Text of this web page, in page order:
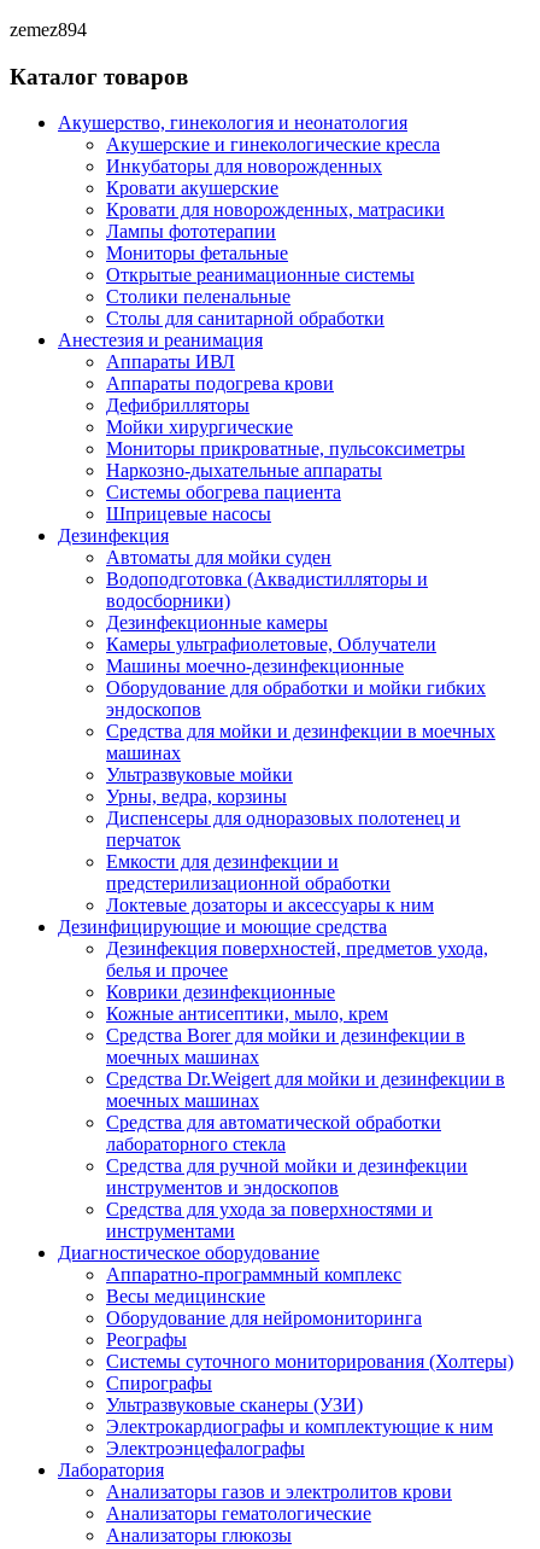
zemez894
Каталог товаров
Акушерство, гинекология и неонатология
Акушерские и гинекологические креслa
Инкубаторы для новорожденных
Кровати акушерские
Кровати для новорожденных, матрасики
Лампы фототерапии
Мониторы фетальные
Открытые реанимационные системы
Столики пеленальные
Столы для санитарной обработки
Анестезия и реанимация
Аппараты ИВЛ
Аппараты подогрева крови
Дефибрилляторы
Мойки хирургические
Мониторы прикроватные, пульсоксиметры
Наркозно-дыхательные аппараты
Системы обогрева пациента
Шприцевые насосы
Дезинфекция
Автоматы для мойки суден
Водоподготовка (Аквадистилляторы и
водосборники)
Дезинфекционные камеры
Камеры ультрафиолетовые, Облучатели
Машины моечно-дезинфекционные
Оборудование для обработки и мойки гибких
эндоскопов
Средства для мойки и дезинфекции в моечных
машинах
Ультразвуковые мойки
Урны, ведра, корзины
Диспенсеры для одноразовых полотенец и
перчаток
Емкости для дезинфекции и
предстерилизационной обработки
Локтевые дозаторы и аксессуары к ним
Дезинфицирующие и моющие средства
Дезинфекция поверхностей, предметов ухода,
белья и прочее
Коврики дезинфекционные
Кожные антисептики, мыло, крем
Средства Borer для мойки и дезинфекции в
моечных машинах
Средства Dr.Weigert для мойки и дезинфекции в
моечных машинах
Средства для автоматической обработки
лабораторного стекла
Средства для ручной мойки и дезинфекции
инструментов и эндоскопов
Средства для ухода за поверхностями и
инструментами
Диагностическое оборудование
Аппаратно-программный комплекс
Весы медицинские
Оборудование для нейромониторинга
Реографы
Системы суточного мониторирования (Холтеры)
Спирографы
Ультразвуковые сканеры (УЗИ)
Электрокардиографы и комплектующие к ним
Электроэнцефалографы
Лаборатория
Анализаторы газов и электролитов крови
Анализаторы гематологические
Анализаторы глюкозы